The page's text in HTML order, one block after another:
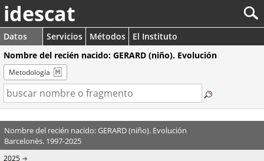
idescat
Datos Servicios Métodos
El Instituto
Nombre del recién nacido: GERARD (niño). Evolución
Metodología
Nombre del recién nacido: GERARD (niño). Evolución
Barcelonès. 1997-2025
2025